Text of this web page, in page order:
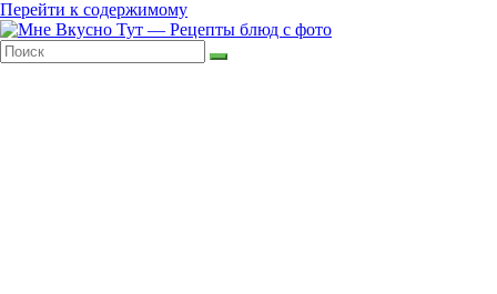
Перейти к содержимому